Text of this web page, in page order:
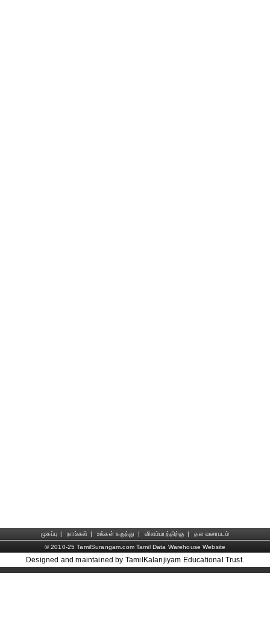
முகப்பு | நாங்கள் | உங்கள் கருத்து | விளம்பரத்திற்கு |
தள வரைபடம்
© 2010-25 TamilSurangam.com Tamil Data Warehouse Website
Designed and maintained by TamilKalanjiyam Educational Trust.